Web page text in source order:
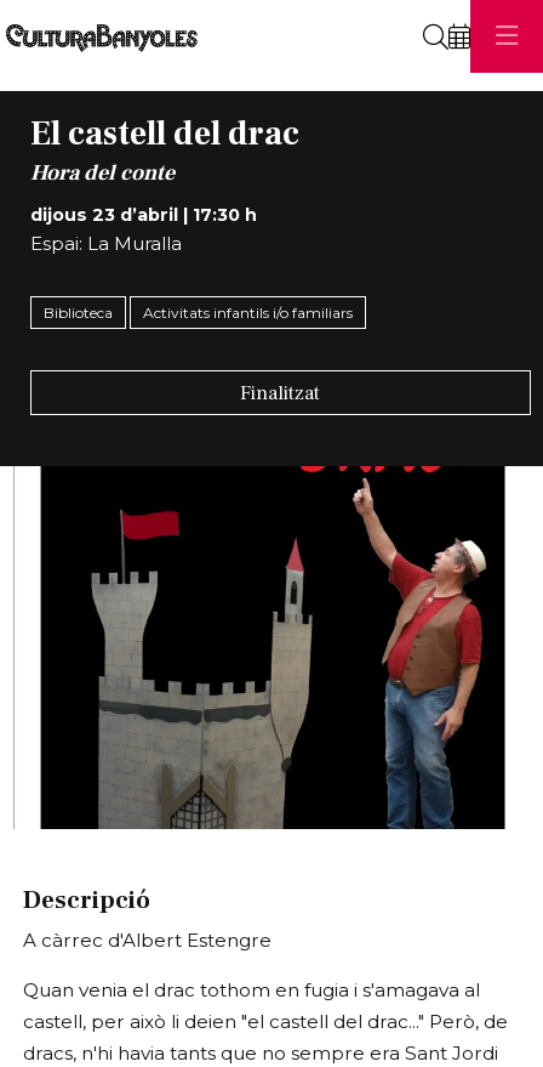
El castell del drac
Hora del conte
dijous 23 d’abril| 17:30 h
Espai: La Muralla
Biblioteca Activitats infantils i/o familiars
Finalitzat
Descripció
A càrrec d'Albert Estengre
Quan venia el drac tothom en fugia i s'amagava al
castell, per això li deien "el castell del drac..." Però, de
dracs, n'hi havia tants que no sempre era Sant Jordi